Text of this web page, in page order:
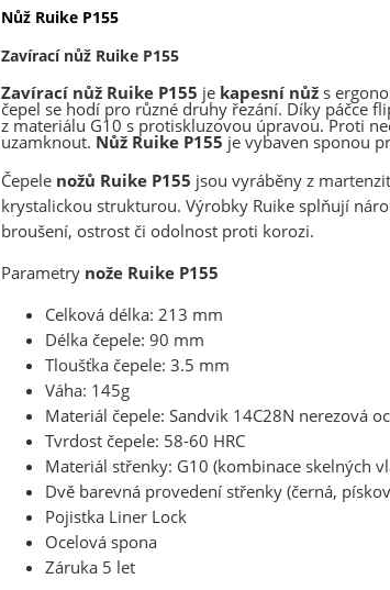
Nůž Ruike P155
Zavírací nůž Ruike P155
Zavírací nůž Ruike P155 je kapesní nůžs
čepel se hodí pro různé druhy řezání. Díky páčce
z materiálu G10 s protiskluzovou úpravou. Proti
uzamknout. Nůž Ruike P155 je vybaven sponou
Čepele nožů Ruike P155 jsou vyráběny z
krystalickou strukturou. Výrobky Ruike splňují
broušení, ostrost či odolnost proti korozi.
Parametry nože Ruike P155
Celková délka: 213 mm
Délka čepele: 90 mm
Tloušťka čepele: 3.5 mm
Váha: 145g
Materiál čepele: Sandvik 14C28N nerezová
Tvrdost čepele: 58-60 HRC
Materiál střenky: G10 (kombinace skelných
Dvě barevná provedení střenky (černá,
Pojistka Liner Lock
Ocelová spona
Záruka 5 let